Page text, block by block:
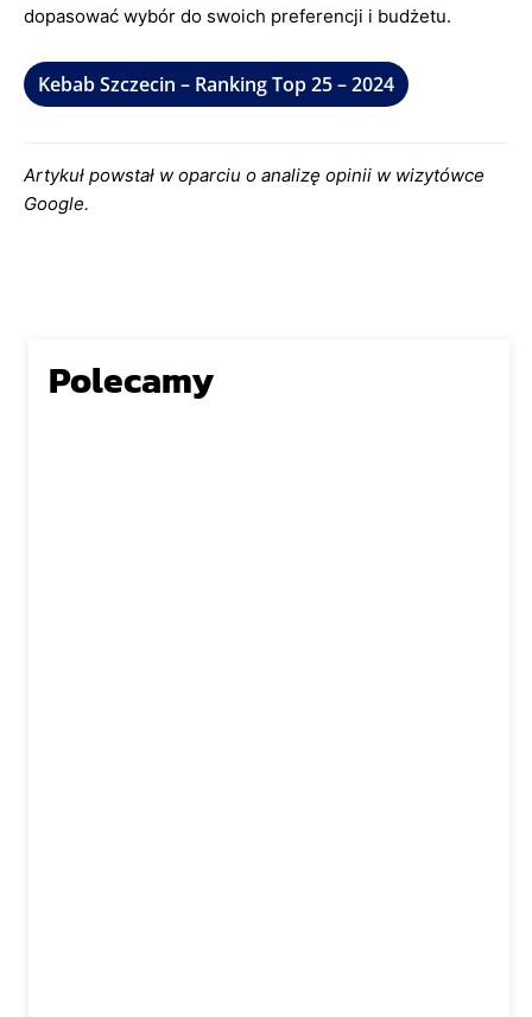
dopasować wybór do swoich preferencji i budżetu.
Kebab Szczecin – Ranking Top 25 – 2024
Artykuł powstał w oparciu o analizę opinii w wizytówce
Google.
Polecamy